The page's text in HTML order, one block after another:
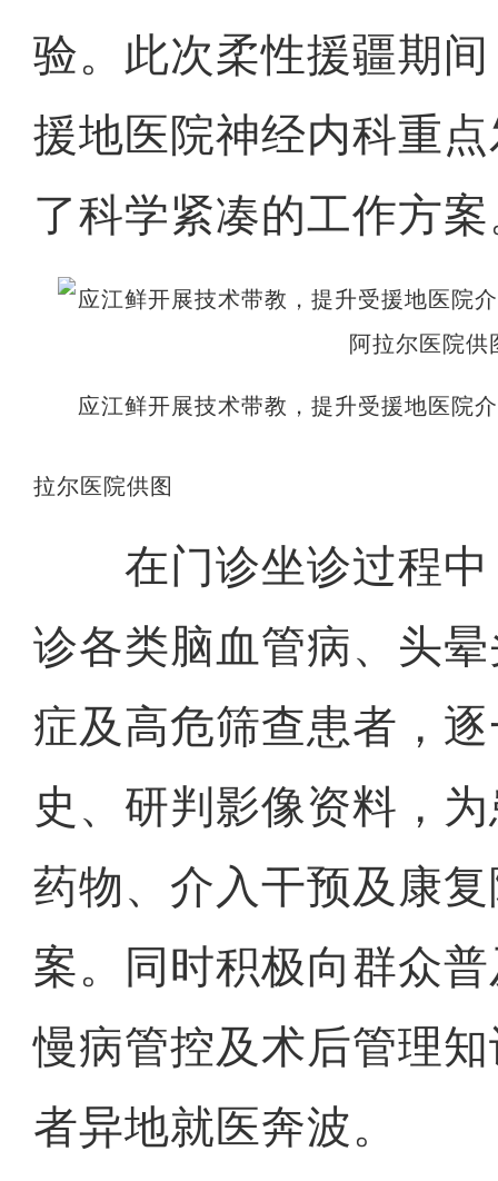
验。此次柔性援疆期
援地医院神经内科重
了科学紧凑的工作方
应江鲜开展技术带教，提升受援地医院
拉尔医院供图
在门诊坐诊过程中
诊各类脑血管病、头
症及高危筛查患者，
史、研判影像资料，
药物、介入干预及康
案。同时积极向群众
慢病管控及术后管理
者异地就医奔波。